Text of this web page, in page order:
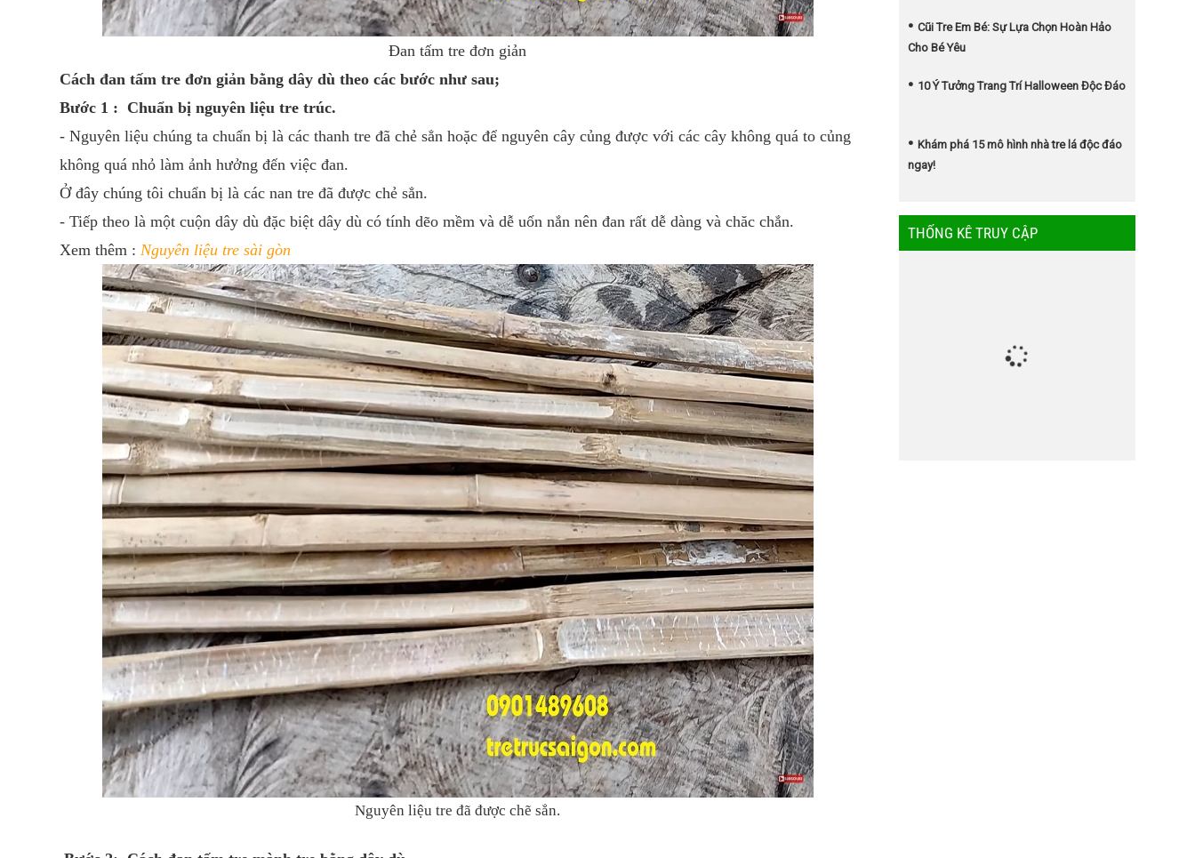
Đan tấm tre đơn giản
Cách đan tấm tre đơn giản bằng dây dù theo các bước như sau;
Bước 1 : Chuẩn bị nguyên liệu tre trúc.
- Nguyên liệu chúng ta chuẩn bị là các thanh tre đã chẻ sẳn hoặc để nguyên cây củng được với các cây không quá to củng
không quá nhỏ làm ảnh hưởng đến việc đan.
Ở đây chúng tôi chuẩn bị là các nan tre đã được chẻ sẳn.
- Tiếp theo là một cuộn dây dù đặc biệt dây dù có tính dẽo mềm và dễ uốn nắn nên đan rất dễ dàng và chăc chắn.
Xem thêm :Nguyên liệu tre sài gòn
Nguyên liệu tre đã được chẽ sẳn.
Cũi Tre Em Bé: Sự Lựa Chọn Hoàn Hảo
Cho Bé Yêu
10 Ý Tưởng Trang Trí Halloween Độc Đáo
Khám phá 15 mô hình nhà tre lá độc đáo
ngay!
THỐNG KÊ TRUY CẬP